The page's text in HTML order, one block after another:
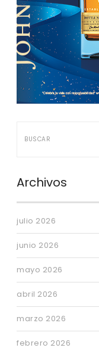
Archivos
julio 2026
junio 2026
mayo 2026
abril 2026
marzo 2026
febrero 2026